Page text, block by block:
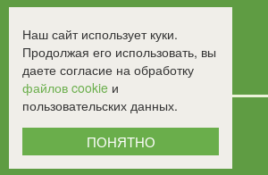
Все права защищены.
©2008-2017 - "Хозяйство"
Наш сайт использует куки.
Продолжая его использовать, вы
даете согласие на обработку
файлов cookie и
пользовательских данных.
ПОНЯТНО